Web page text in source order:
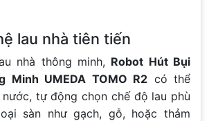
lau nhà tiên tiến
nhà thông minh, Robot Hút Bụi
Minh UMEDA TOMO R2 có thể
tự động chọn chế độ lau phù
sàn như gạch, gỗ, hoặc thảm